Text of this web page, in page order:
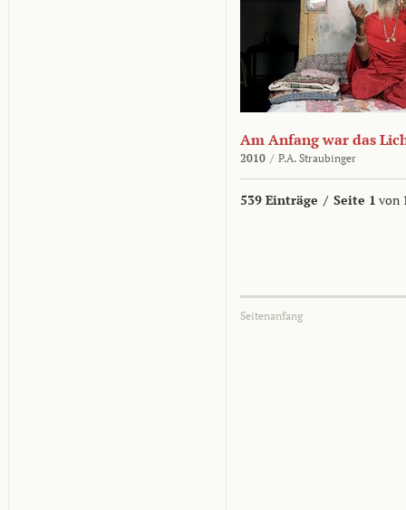
Am Anfang war das
2010 / P.A. Straubinger
539 Einträge / Seite 1 von
Seitenanfang